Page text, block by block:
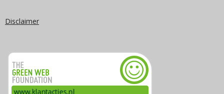
Disclaimer